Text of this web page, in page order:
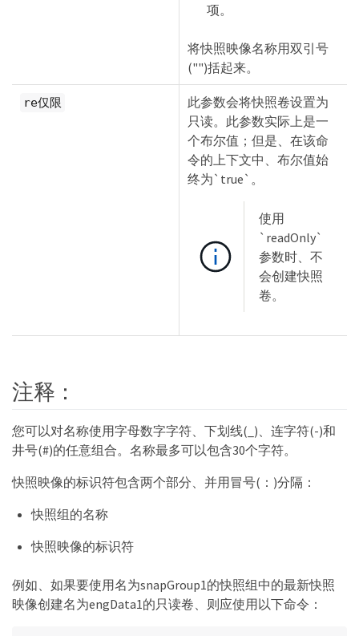
项。
将快照映像名称用双引号
("")括起来。
re仅限
此参数会将快照卷设置为
只读。此参数实际上是一
个布尔值；但是、在该命
令的上下文中、布尔值始
终为`true`。
使用
`readOnly`
参数时、不
会创建快照
卷。
注释：
您可以对名称使用字母数字字符、下划线(_)、连字符(-)和
井号(#)的任意组合。名称最多可以包含30个字符。
快照映像的标识符包含两个部分、并用冒号(：)分隔：
快照组的名称
快照映像的标识符
例如、如果要使用名为snapGroup1的快照组中的最新快照
映像创建名为engData1的只读卷、则应使用以下命令：